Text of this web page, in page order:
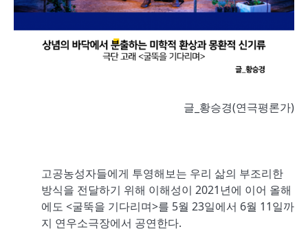
글_황승경(연극평론가)
고공농성자들에게 투영해보는 우리 삶의 부조리한
방식을 전달하기 위해 이해성이 2021년에 이어 올해
에도 <굴뚝을 기다리며>를 5월 23일에서 6월 11일까
지 연우소극장에서 공연한다.